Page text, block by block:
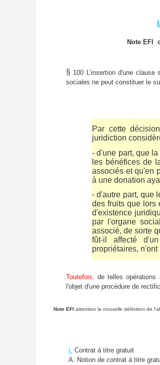
Note EFI
§ 100 L’insertion d'une
sociales ne peut constituer le
Par cette
juridiction
- d'une part, que
les bénéfices de
associés et qu'en
à une donation
- d'autre part, que
des fruits que lors
d'existence
par l'organe
associé, de sorte
fût-il affecté
propriétaires,
Toutefois, de telles
l'objet d'une procédure de
Note EFI attention la nouvelle définition de
I. Contrat à titre gratuit
A. Notion de contrat à titre